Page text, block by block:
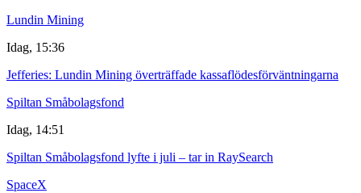
Lundin Mining
Idag, 15:36
Jefferies: Lundin Mining överträffade kassaflödesförväntningarna
Spiltan Småbolagsfond
Idag, 14:51
Spiltan Småbolagsfond lyfte i juli – tar in RaySearch
SpaceX